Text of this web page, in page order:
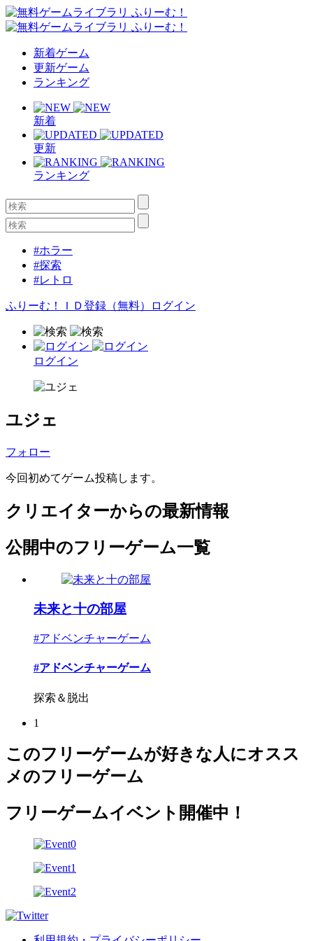
新着ゲーム
更新ゲーム
ランキング
新着
更新
ランキング
#ホラー
#探索
#レトロ
ふりーむ！ＩＤ登録（無料） ログイン
ログイン
ユジェ
フォロー
今回初めてゲーム投稿します。
クリエイターからの最新情報
公開中のフリーゲーム一覧
未来と十の部屋
#アドベンチャーゲーム
#アドベンチャーゲーム
探索＆脱出
1
このフリーゲームが好きな人にオスス
メのフリーゲーム
フリーゲームイベント開催中！